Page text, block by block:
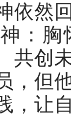
依然
：
共创
，但
，让